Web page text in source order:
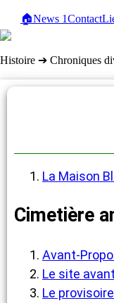
🏠News 1Contact
Histoire ➔ Chroniques
La Maison
Cimetière
Avant-
Le site
Le provisoire